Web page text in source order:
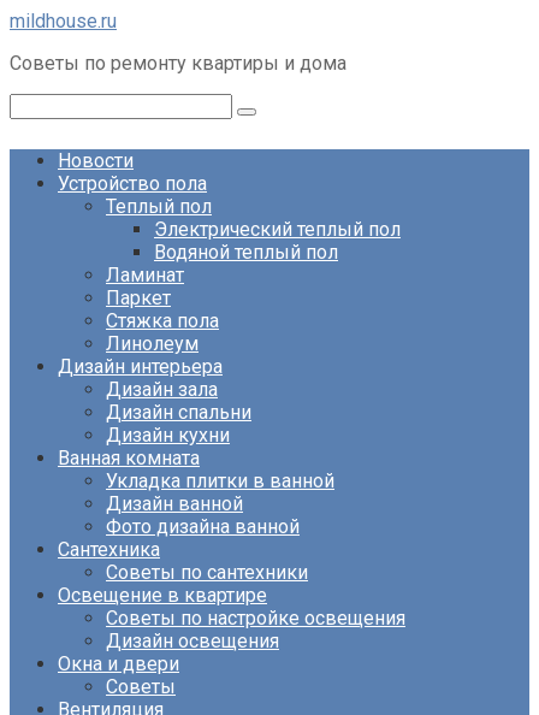
Перейти
контенту
mildhouse.ru
Советы по ремонту квартиры и дома
Новости
Устройство пола
Теплый пол
Электрический теплый пол
Водяной теплый пол
Ламинат
Паркет
Стяжка пола
Линолеум
Дизайн интерьера
Дизайн зала
Дизайн спальни
Дизайн кухни
Ванная комната
Укладка плитки в ванной
Дизайн ванной
Фото дизайна ванной
Сантехника
Советы по сантехники
Освещение в квартире
Советы по настройке освещения
Дизайн освещения
Окна и двери
Советы
Вентиляция